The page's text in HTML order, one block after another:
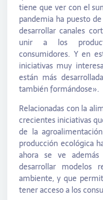
tiene que ver con el
pandemia ha puesto
desarrollar canales
unir a los
consumidores. Y en
iniciativas muy
están más
también formándose».
Relacionadas con la
crecientes iniciativas
de la
producción ecológica
ahora se ve
desarrollar modelos
ambiente, y que
tener acceso a los